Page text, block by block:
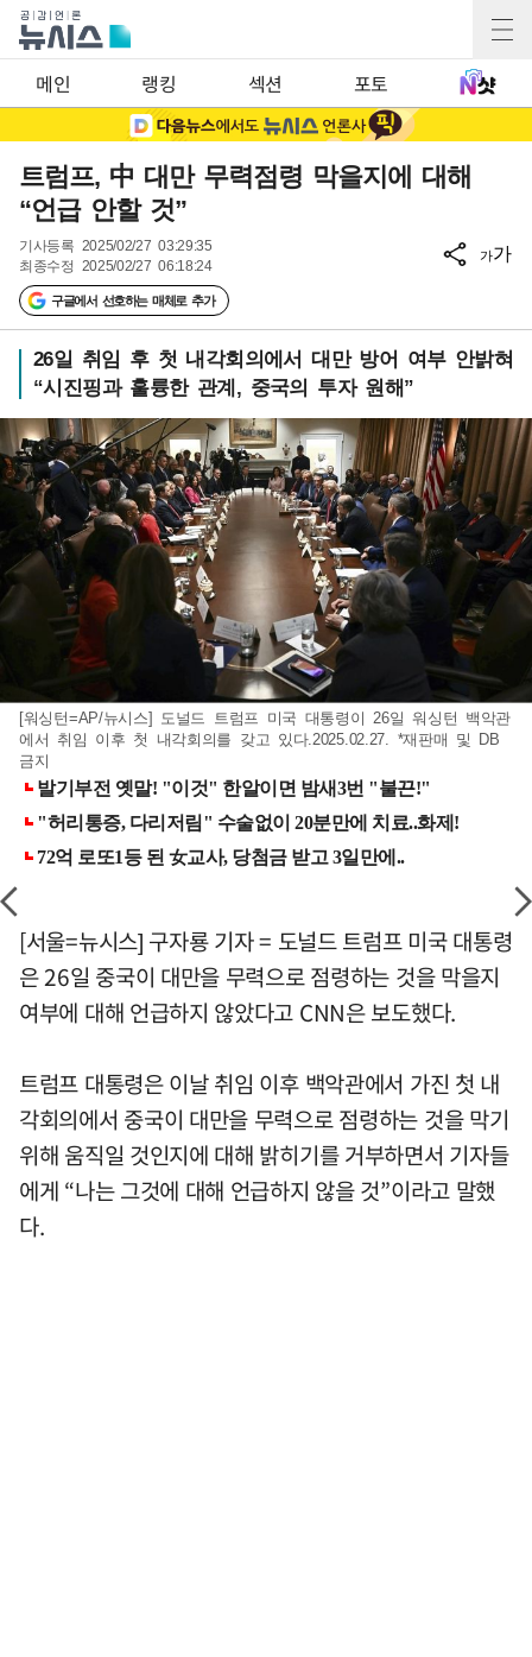
메인 랭킹 섹션 포토
트럼프, 中 대만 무력점령 막을지에 대해
“언급 안할 것”
기사등록 2025/02/27 03:29:35
최종수정 2025/02/27 06:18:24
구글에서 선호하는 매체로 추가
가가
26일 취임 후 첫 내각회의에서 대만 방어 여부 안밝혀
“시진핑과 훌륭한 관계, 중국의 투자 원해”
[워싱턴=AP/뉴시스] 도널드 트럼프 미국 대통령이 26일 워싱턴 백악관
에서 취임 이후 첫 내각회의를 갖고 있다.2025.02.27. *재판매 및 DB
금지
[서울=뉴시스] 구자룡 기자 = 도널드 트럼프 미국 대통령
은 26일 중국이 대만을 무력으로 점령하는 것을 막을지
여부에 대해 언급하지 않았다고 CNN은 보도했다.
트럼프 대통령은 이날 취임 이후 백악관에서 가진 첫 내
각회의에서 중국이 대만을 무력으로 점령하는 것을 막기
위해 움직일 것인지에 대해 밝히기를 거부하면서 기자들
에게 “나는 그것에 대해 언급하지 않을 것”이라고 말했
다.